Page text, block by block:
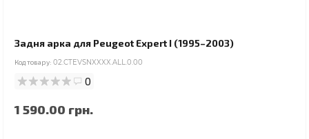
Задня арка для Peugeot Expert I (1995–2003)
Код товару: 02.CTEVSNXXXX.ALL.0.00
0
1 590.00 грн.